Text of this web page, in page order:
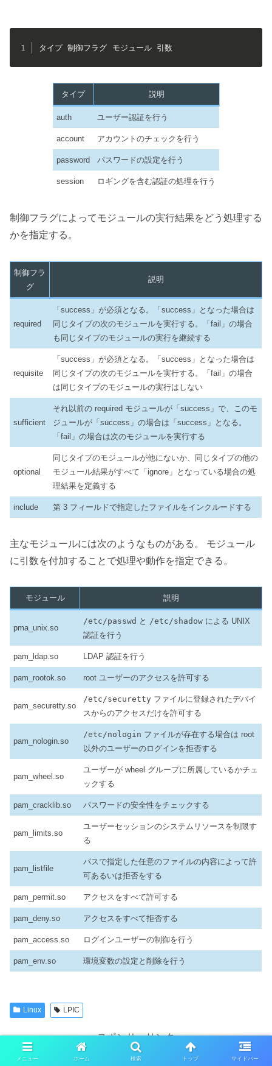
タイプ 制御フラグ モジュール 引数
タイプ 説明
auth ユーザー認証を行う
account アカウントのチェックを行う
password パスワードの設定を行う
session ロギングを含む認証の処理を行う
制御フラグによってモジュールの実行結果をどう処理する
かを指定する。
制御フラ
グ
説明
required
「success」が必須となる。「success」となった場合は
同じタイプの次のモジュールを実行する。「fail」の場合
も同じタイプのモジュールの実行を継続する
requisite
「success」が必須となる。「success」となった場合は
同じタイプの次のモジュールを実行する。「fail」の場合
は同じタイプのモジュールの実行はしない
sufficient
それ以前の required モジュールが「success」で、このモ
ジュールが「success」の場合は「success」となる。
「fail」の場合は次のモジュールを実行する
optional
同じタイプのモジュールが他にないか、同じタイプの他の
モジュール結果がすべて「ignore」となっている場合の処
理結果を定義する
include 第 3 フィールドで指定したファイルをインクルードする
主なモジュールには次のようなものがある。 モジュール
に引数を付加することで処理や動作を指定できる。
モジュール 説明
pma_unix.so
/etc/passwd と /etc/shadow による UNIX
認証を行う
pam_ldap.so LDAP 認証を行う
pam_rootok.so root ユーザーのアクセスを許可する
pam_securetty.so
/etc/securetty ファイルに登録されたデバイ
スからのアクセスだけを許可する
pam_nologin.so
/etc/nologin ファイルが存在する場合は root
以外のユーザーのログインを拒否する
pam_wheel.so
ユーザーが wheel グループに所属しているかチェ
ックする
pam_cracklib.so パスワードの安全性をチェックする
pam_limits.so
ユーザーセッションのシステムリソースを制限す
る
pam_listfile
パスで指定した任意のファイルの内容によって許
可あるいは拒否をする
pam_permit.so アクセスをすべて許可する
pam_deny.so アクセスをすべて拒否する
pam_access.so ログインユーザーの制御を行う
pam_env.so 環境変数の設定と削除を行う
Linux LPIC
スポンサーリンク
メニュー ホーム 検索 トップ サイドバー